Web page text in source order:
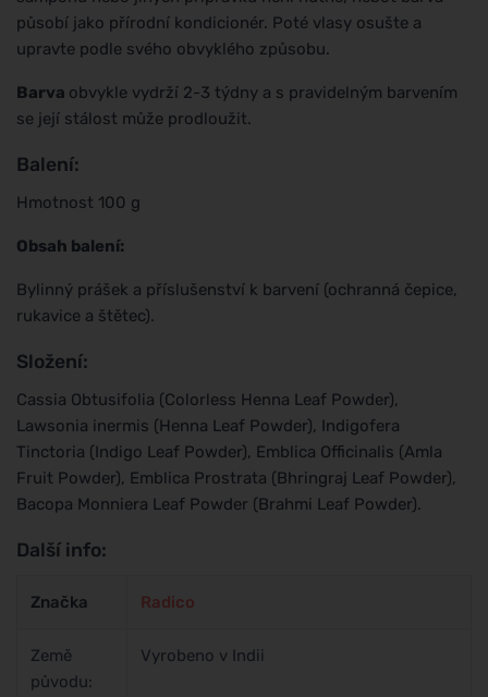
působí jako přírodní kondicionér. Poté vlasy osušte a
upravte podle svého obvyklého způsobu.
Barva obvykle vydrží 2-3 týdny a s pravidelným barvením
se její stálost může prodloužit.
Balení:
Hmotnost 100 g
Obsah balení:
Bylinný prášek a příslušenství k barvení (ochranná čepice,
rukavice a štětec).
Složení:
Cassia Obtusifolia (Colorless Henna Leaf Powder),
Lawsonia inermis (Henna Leaf Powder), Indigofera
Tinctoria (Indigo Leaf Powder), Emblica Officinalis (Amla
Fruit Powder), Emblica Prostrata (Bhringraj Leaf Powder),
Bacopa Monniera Leaf Powder (Brahmi Leaf Powder).
Další info:
Značka Radico
Země
původu:
Vyrobeno v Indii